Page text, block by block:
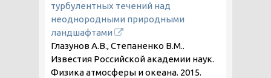
турбулентных течений над
неоднородными природными
ландшафтами
Глазунов А.В., Степаненко В.М..
Известия Российской академии наук.
Физика атмосферы и океана. 2015.